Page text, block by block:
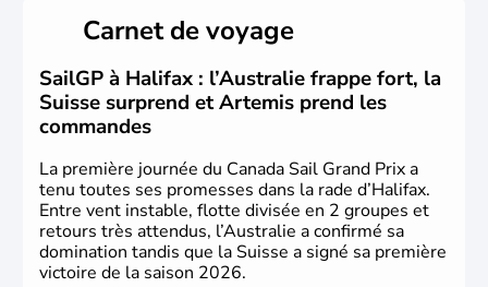
territoire de la ville de Québec, le Canada passe ensuite
sous le contrôle des Britanniques. L'indépendance du
pays a été obtenue au cours d'un long processus qui s'est
étalé de 1867 à 1982. Le peuple autochtone des Inuits,
aujourd'hui appelé Eskimos, n'est découvert qu'au début
du XXème siècle lors d'une expédition dans le Grand
Nord.
Carnet de voyage
SailGP à Halifax : l’Australie frappe fort, la
Suisse surprend et Artemis prend les
commandes
La première journée du Canada Sail Grand Prix a
tenu toutes ses promesses dans la rade d’Halifax.
Entre vent instable, flotte divisée en 2 groupes et
retours très attendus, l’Australie a confirmé sa
domination tandis que la Suisse a signé sa première
victoire de la saison 2026.